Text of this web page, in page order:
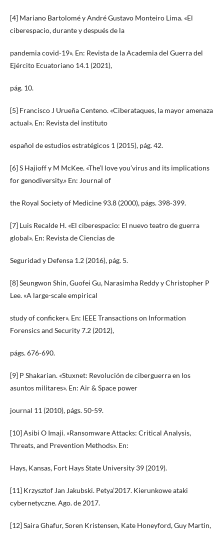
[4] Mariano Bartolomé y André Gustavo Monteiro Lima. «El
ciberespacio, durante y después de la
pandemia covid-19». En: Revista de la Academia del Guerra del
Ejército Ecuatoriano 14.1 (2021),
pág. 10.
[5] Francisco J Urueña Centeno. «Ciberataques, la mayor amenaza
actual». En: Revista del instituto
español de estudios estratégicos 1 (2015), pág. 42.
[6] S Hajioff y M McKee. «The’I love you’virus and its implications
for genodiversity.» En: Journal of
the Royal Society of Medicine 93.8 (2000), págs. 398-399.
[7] Luis Recalde H. «El ciberespacio: El nuevo teatro de guerra
global». En: Revista de Ciencias de
Seguridad y Defensa 1.2 (2016), pág. 5.
[8] Seungwon Shin, Guofei Gu, Narasimha Reddy y Christopher P
Lee. «A large-scale empirical
study of conficker». En: IEEE Transactions on Information
Forensics and Security 7.2 (2012),
págs. 676-690.
[9] P Shakarian. «Stuxnet: Revolución de ciberguerra en los
asuntos militares». En: Air & Space power
journal 11 (2010), págs. 50-59.
[10] Asibi O Imaji. «Ransomware Attacks: Critical Analysis,
Threats, and Prevention Methods». En:
Hays, Kansas, Fort Hays State University 39 (2019).
[11] Krzysztof Jan Jakubski. Petya’2017. Kierunkowe ataki
cybernetyczne. Ago. de 2017.
[12] Saira Ghafur, Soren Kristensen, Kate Honeyford, Guy Martin,